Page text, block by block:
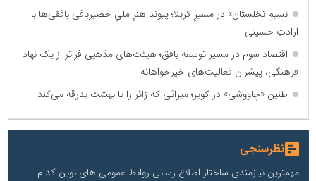
نسیمِ نخلستان» در مسیرِ کربلا؛ پیوندِ هنرِ ملیِ حصیربافی بافقی‌ها با
ارادتِ حسینی
اقتصاد سوم در مسیر توسعه بافق؛ هیئت‌های مذهبی فراتر از یک نهاد
فرهنگی، پیشران فعالیت‌های خیرخواهانه
طنین «چاووشی» در کویر؛ میراثی که زائر را تا بهشت بدرقه می‌کند
نظرسنجی
مهمترین نیازمندی ساختار اطلاع رسانی روابط عمومی های نوین کدام